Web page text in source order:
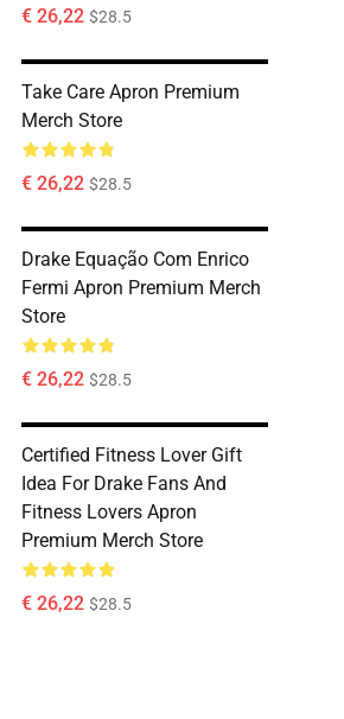
€ 26,22 $28.5
Take Care Apron Premium
Merch Store
€ 26,22 $28.5
Drake Equação Com Enrico
Fermi Apron Premium Merch
Store
€ 26,22 $28.5
Certified Fitness Lover Gift
Idea For Drake Fans And
Fitness Lovers Apron
Premium Merch Store
€ 26,22 $28.5